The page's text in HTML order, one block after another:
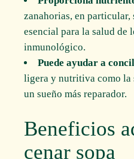
zanahorias, en
esencial para la salud de
inmunológico.
Puede ayudar a
ligera y nutritiva como la
un sueño más reparador.
Beneficios
cenar sopa